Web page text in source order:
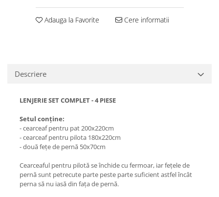
Adauga la Favorite Cere informatii
Descriere
LENJERIE SET COMPLET - 4 PIESE
Setul conține:
- cearceaf pentru pat 200x220cm
- cearceaf pentru pilota 180x220cm
- două fețe de pernă 50x70cm
Cearceaful pentru pilotă se închide cu fermoar, iar fețele de
pernă sunt petrecute parte peste parte suficient astfel încât
perna să nu iasă din fața de pernă.